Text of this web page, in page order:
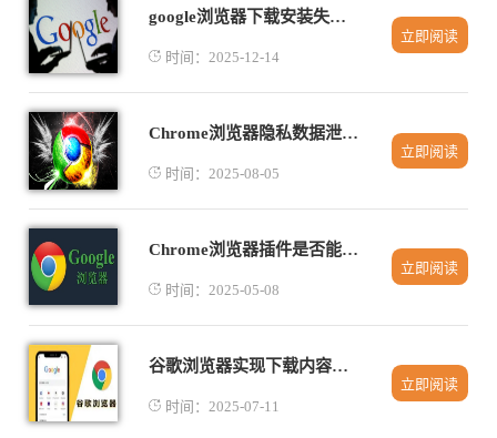
google浏览器下载安装失败如何从其他设备导入
时间：2025-12-14
立即阅读
Chrome浏览器隐私数据泄露如何通过设置预防
时间：2025-08-05
立即阅读
Chrome浏览器插件是否能模拟移动端浏览体验
时间：2025-05-08
立即阅读
谷歌浏览器实现下载内容批量分类管理
时间：2025-07-11
立即阅读